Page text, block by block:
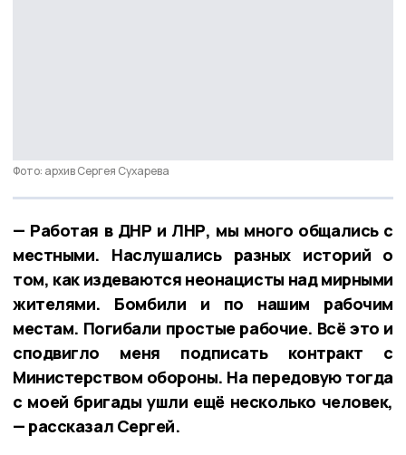
Фото: архив Сергея Сухарева
— Работая в ДНР и ЛНР, мы много общались с
местными. Наслушались разных историй о
том, как издеваются неонацисты над мирными
жителями. Бомбили и по нашим рабочим
местам. Погибали простые рабочие. Всё это и
сподвигло меня подписать контракт с
Министерством обороны. На передовую тогда
с моей бригады ушли ещё несколько человек,
— рассказал Сергей.